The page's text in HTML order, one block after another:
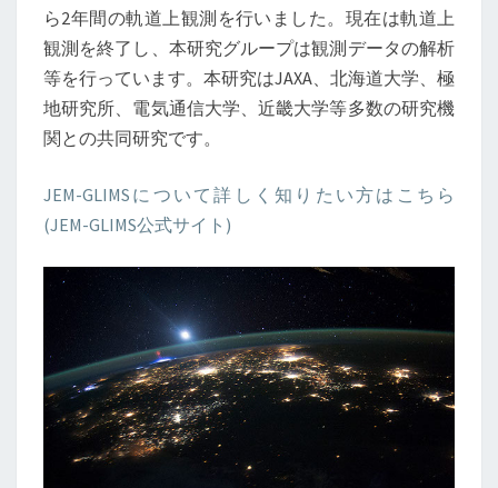
ら2年間の軌道上観測を行いました。現在は軌道上
観測を終了し、本研究グループは観測データの解析
等を行っています。本研究はJAXA、北海道大学、極
地研究所、電気通信大学、近畿大学等多数の研究機
関との共同研究です。
JEM-GLIMSについて詳しく知りたい方はこちら
(JEM-GLIMS公式サイト)